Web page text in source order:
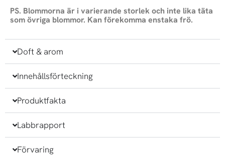
PS. Blommorna är i varierande storlek och inte lika täta
som övriga blommor. Kan förekomma enstaka frö.
Doft & arom
Innehållsförteckning
Produktfakta
Labbrapport
Förvaring